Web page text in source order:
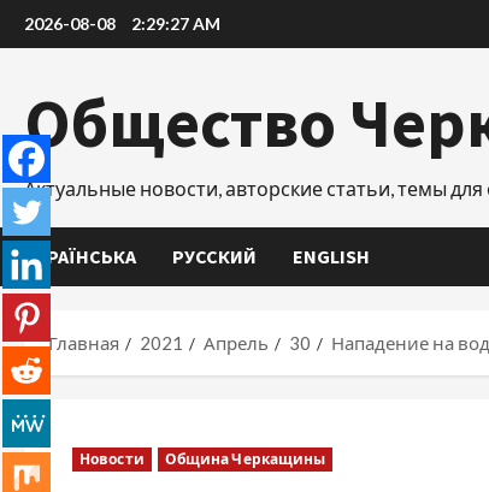
Перейти
к
2026-08-08 2:29:28 AM
Общество
Актуальные новости, авторские статьи, темы
УКРАЇНСЬКА РУССКИЙ ENGLISH
Главная 2021 Апрель 30 Нападение на
Новости Община Черкащины